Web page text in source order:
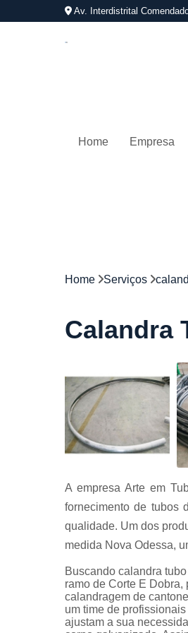
Av. Interdistrital
Home Empresa
Home Serviços
Calandra
A empresa Arte em
fornecimento de tubos
qualidade. Um dos
medida Nova Odessa,
Buscando calandra
ramo de Corte E
calandragem de
um time de
ajustam a sua